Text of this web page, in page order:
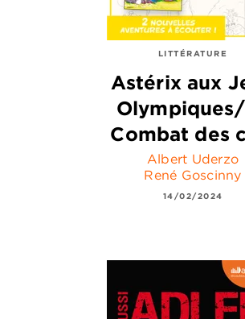
LITTÉRATURE
Astérix aux
Combat des
Albert Uderzo
René Goscinny
14/02/2024